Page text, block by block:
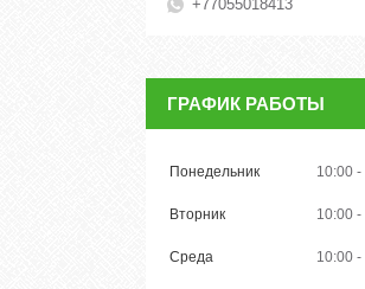
+77055018413
ГРАФИК РАБОТЫ
Понедельник 10:00
Вторник 10:00
Среда 10:00